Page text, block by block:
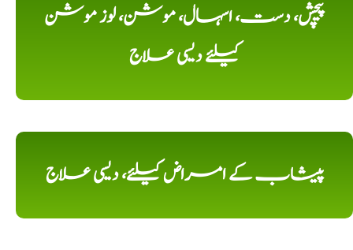
پیچش، دست، اسہال، موشن، لوز موشن
کیلئے دیسی علاج
پیشاب کے امراض کیلئے، دیسی علاج